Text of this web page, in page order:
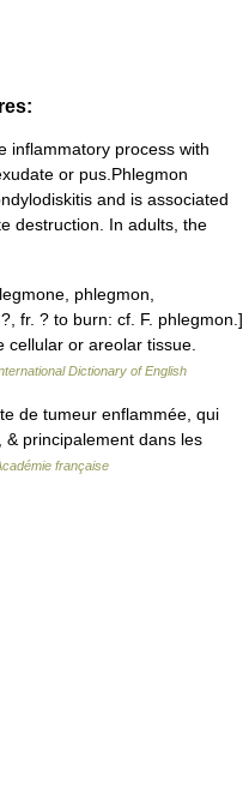
inflammatory process with
or pus.Phlegmon
and is associated
destruction. In adults, the
phlegmon,
fr. ? to burn: cf. F. phlegmon.]
cellular or areolar tissue.
Dictionary of English
de tumeur enflammée, qui
principalement dans les
française